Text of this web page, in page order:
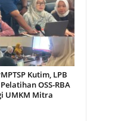
Kutim, LPB
OSS-RBA
UMKM Mitra